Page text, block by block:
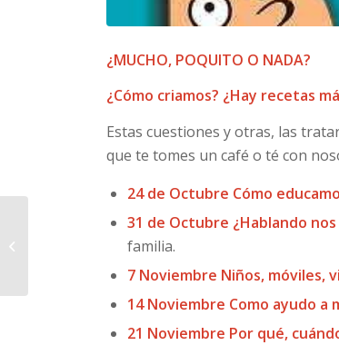
¿MUCHO, POQUITO O NADA?
¿Cómo criamos? ¿Hay recetas
Estas cuestiones y otras, las
que te tomes un café o té con
24 de Octubre Cómo
31 de Octubre ¿Hablando
familia.
7 Noviembre Niños, móviles,
14 Noviembre Como ayudo a
21 Noviembre Por qué,
RESULTADOS DE LOS
CAMBRIDGE. JUNIO